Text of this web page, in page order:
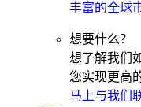
丰富的全球
想要什么？
想了解我们
您实现更高
马上与我们